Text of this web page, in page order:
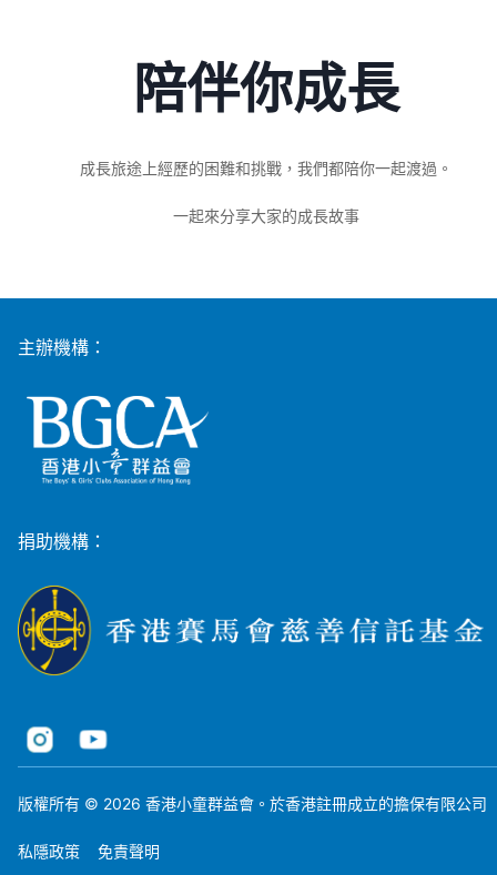
陪伴你成長
成長旅途上經歷的困難和挑戰，我們都陪你一起渡過。
一起來分享大家的成長故事
主辦機構：
捐助機構：
版權所有 © 2026 香港小童群益會。於香港註冊成立的擔保有限公司
私隱政策 免責聲明